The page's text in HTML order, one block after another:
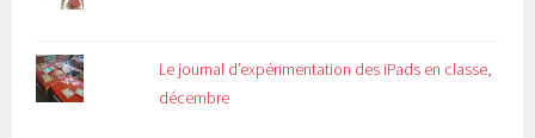
Le journal d’expérimentation des iPads en classe,
décembre